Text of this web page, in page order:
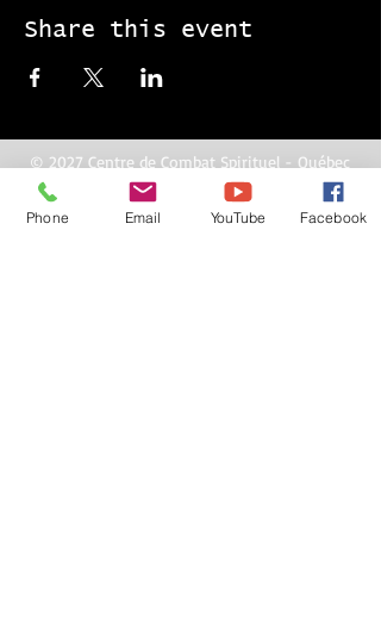
Share this event
© 2027 Centre de Combat Spirituel - Québec
© Copyright
Phone Email YouTube Facebook